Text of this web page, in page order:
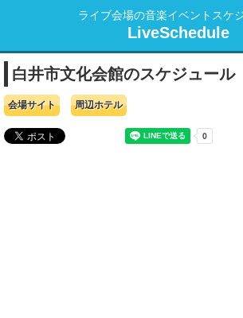
ライブ会場の音楽イベントスケ
LiveSchedule
白井市文化会館のスケジュール
会場サイト 周辺ホテル